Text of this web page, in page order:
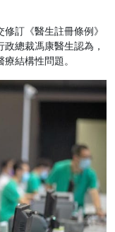
訂《醫生註冊條例》
總裁馮康醫生認為，
結構性問題。